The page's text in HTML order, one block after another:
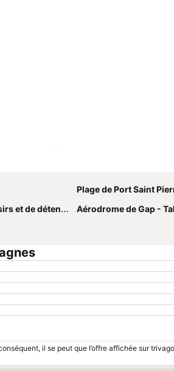
Plage de Port Saint
de La Grande Ourse
Aérodrome de Gap -
il se peut que l’offre affichée sur